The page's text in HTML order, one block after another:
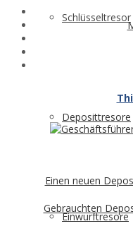
Schlüsseltresor
Deposittresore
Einwurftresore
Einen neuen
Gebrauchten